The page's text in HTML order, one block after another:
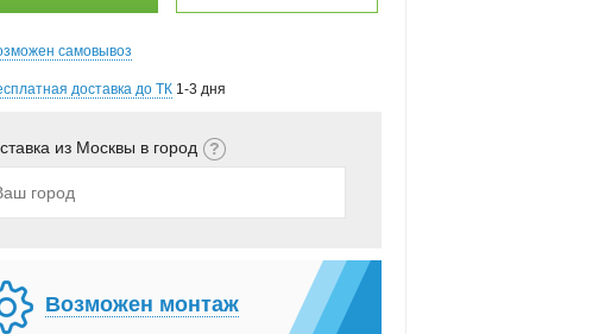
самовывоз
доставка до ТК 1-3 дня
из Москвы в город
Возможен монтаж